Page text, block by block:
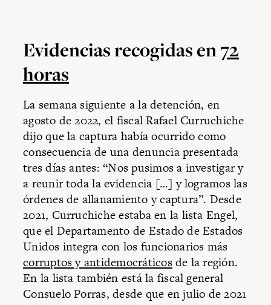
Evidencias recogidas en72
horas
La semana siguiente a la detención, en
agosto de 2022, el fiscal Rafael Curruchiche
dijo que la captura había ocurrido como
consecuencia de una denuncia presentada
tres días antes: “Nos pusimos a investigar y
a reunir toda la evidencia […] y logramos las
órdenes de allanamiento y captura”. Desde
2021, Curruchiche estaba en la lista Engel,
que el Departamento de Estado de Estados
Unidos integra con los funcionarios más
corruptos y antidemocráticosde la región.
En la lista también está la fiscal general
Consuelo Porras, desde que en julio de 2021